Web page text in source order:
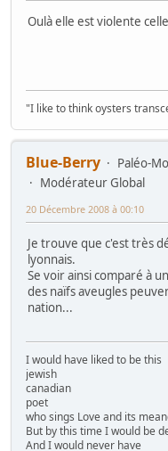
Oulà elle est violente
"I like to think oysters
Blue-Berry
Paléo-
Modérateur Global
20 Décembre 2008 à 00:10
Je trouve que c'est très
lyonnais.
Se voir ainsi comparé à
des naïfs aveugles
nation...
I would have liked to be this
jewish
canadian
poet
who sings Love and its
But by this time I would be
And I would never have